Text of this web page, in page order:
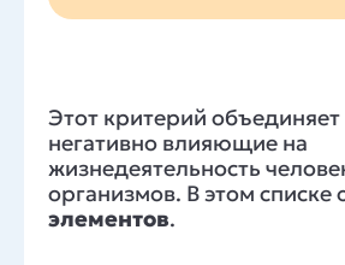
Этот критерий
негативно влияющие на
жизнедеятельность
организмов. В этом списке
элементов.